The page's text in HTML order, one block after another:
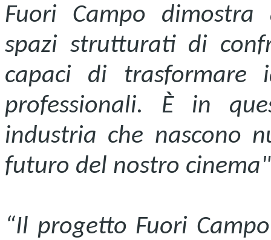
Fuori Campo
spazi strutturati di
capaci di trasformare
professionali. È in
industria che nascono
futuro del nostro
“Il progetto Fuori